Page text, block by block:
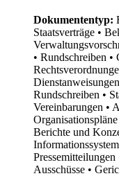
Dokumententyp:
Staatsverträge •
• Rundschreiben •
Rundschreiben •
Vereinbarungen •
Organisationspläne
Berichte und
Pressemitteilungen
Ausschüsse •